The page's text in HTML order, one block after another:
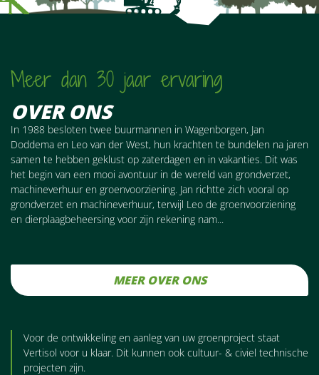
Meer dan 30 jaar ervaring
OVER ONS
In 1988 besloten twee buurmannen in Wagenborgen, Jan
Doddema en Leo van der West, hun krachten te bundelen na jaren
samen te hebben geklust op zaterdagen en in vakanties. Dit was
het begin van een mooi avontuur in de wereld van grondverzet,
machineverhuur en groenvoorziening. Jan richtte zich vooral op
grondverzet en machineverhuur, terwijl Leo de groenvoorziening
en dierplaagbeheersing voor zijn rekening nam...
MEER OVER ONS
Voor de ontwikkeling en aanleg van uw groenproject staat
Vertisol voor u klaar. Dit kunnen ook cultuur- & civiel technische
projecten zijn.